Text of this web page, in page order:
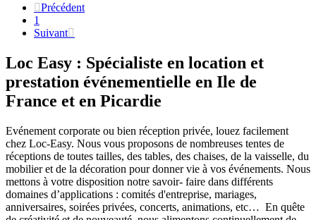
Précédent
1
Suivant
Loc Easy : Spécialiste en location et
prestation événementielle en Ile de
France et en Picardie
Evénement corporate ou bien réception privée, louez facilement
chez Loc-Easy. Nous vous proposons de nombreuses tentes de
réceptions de toutes tailles, des tables, des chaises, de la vaisselle, du
mobilier et de la décoration pour donner vie à vos événements. Nous
mettons à votre disposition notre savoir- faire dans différents
domaines d’applications : comités d'entreprise, mariages,
anniversaires, soirées privées, concerts, animations, etc… En quête